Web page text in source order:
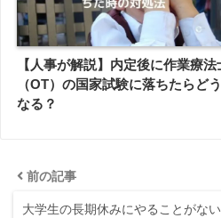
【人事が解説】内定後に作業療法
（OT）の国家試験に落ちたらどう
なる？
前の記事
大学生の長期休みにやることがな